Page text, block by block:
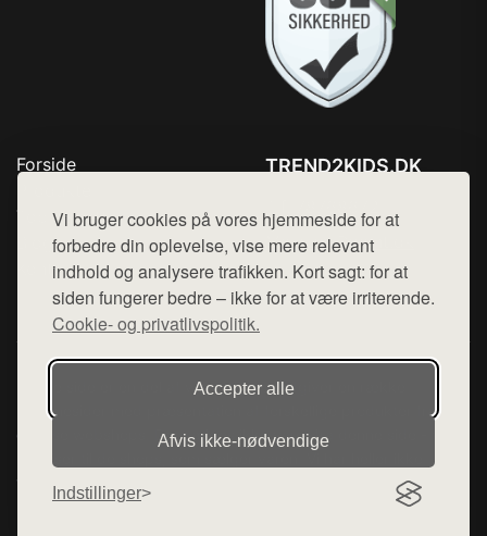
Vi bruger cookies på vores hjemmeside for at
forbedre din oplevelse, vise mere relevant
indhold og analysere trafikken. Kort sagt: for at
siden fungerer bedre – ikke for at være irriterende.
Cookie- og privatlivspolitik.
Accepter alle
Afvis ikke‑nødvendige
Indstillinger
Forside
Top Rabatter
Blog
Kontakt
TREND2KIDS.DK
Mail: hej@want.dk
Cookie- og privatlivspolitik
Denne side er en del af want.dk, der udgiver en række
hjemmesider med præsentation af forskellige produkter fra
diverse webshops. Der sælges ikke varer fra denne side - vi
henviser til de shops, som sælger varen. Vi har heller ikke
varerne på lager.